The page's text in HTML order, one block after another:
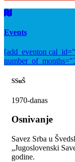
Events
[add_eventon
SSuŠ
1970-danas
Osnivanje
Savez Srba u
„Jugoslovenski
godine.